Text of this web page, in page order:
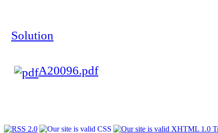
Solution
A20096.pdf